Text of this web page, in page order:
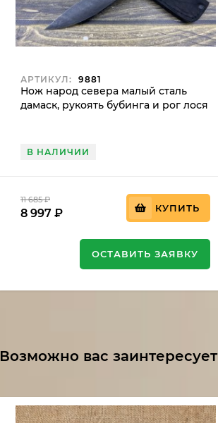
АРТИКУЛ: 9881
Нож народ севера малый сталь
дамаск, рукоять бубинга и рог лося
В НАЛИЧИИ
11 685₽
8 997 ₽ КУПИТЬ
ОСТАВИТЬ ЗАЯВКУ
Возможно вас заинтересует